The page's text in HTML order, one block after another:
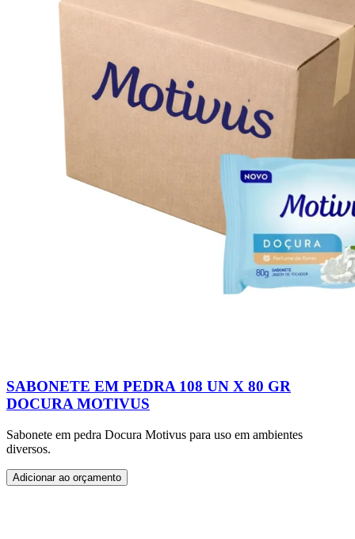
SABONETE EM PEDRA 108 UN X 80 GR
DOCURA MOTIVUS
Sabonete em pedra Docura Motivus para uso em ambientes
diversos.
Adicionar ao orçamento